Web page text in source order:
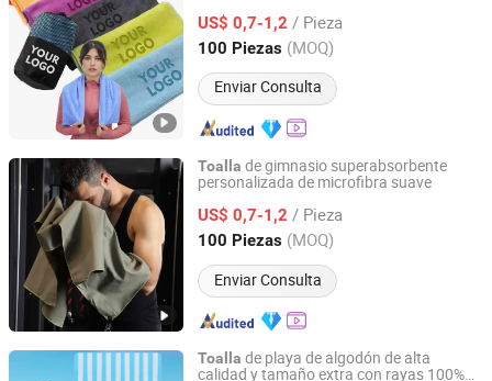
personalizado, impresión y bordado
US$ 0,7-1,2 / Pieza
100 Piezas (MOQ)
Enviar Consulta
Hebei, China Desde 2025
Toalla de gimnasio superabsorbente
personalizada de microfibra suave
US$ 0,7-1,2 / Pieza
100 Piezas (MOQ)
Enviar Consulta
Hebei Ailuoha Import and Export Co., Ltd.
Hebei, China Desde 2025
Toalla de playa de algodón de alta
calidad y tamaño extra con rayas 100%